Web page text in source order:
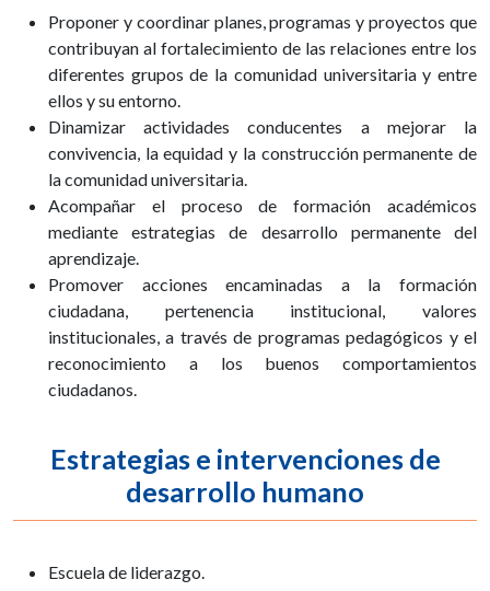
Proponer y coordinar planes, programas y proyectos que
contribuyan al fortalecimiento de las relaciones entre los
diferentes grupos de la comunidad universitaria y entre
ellos y su entorno.
Dinamizar actividades conducentes a mejorar la
convivencia, la equidad y la construcción permanente de
la comunidad universitaria.
Acompañar el proceso de formación académicos
mediante estrategias de desarrollo permanente del
aprendizaje.
Promover acciones encaminadas a la formación
ciudadana, pertenencia institucional, valores
institucionales, a través de programas pedagógicos y el
reconocimiento a los buenos comportamientos
ciudadanos.
Estrategias e intervenciones de
desarrollo humano
Escuela de liderazgo.